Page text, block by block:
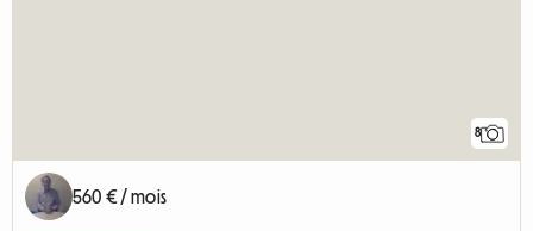
8
560 € / mois